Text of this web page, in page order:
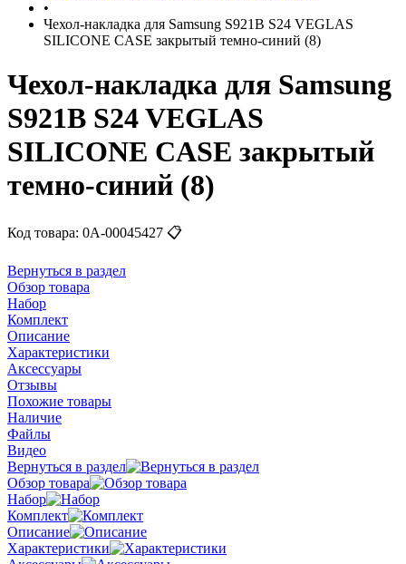
•
Чехол-накладка для Samsung S921B S24 VEGLAS
SILICONE CASE закрытый темно-синий (8)
Чехол-накладка для Samsung
S921B S24 VEGLAS
SILICONE CASE закрытый
темно-синий (8)
Код товара: 0А-00045427 📋
Вернуться в раздел
Обзор товара
Набор
Комплект
Описание
Характеристики
Аксессуары
Отзывы
Похожие товары
Наличие
Файлы
Видео
Вернуться в раздел
Обзор товара
Набор
Комплект
Описание
Характеристики